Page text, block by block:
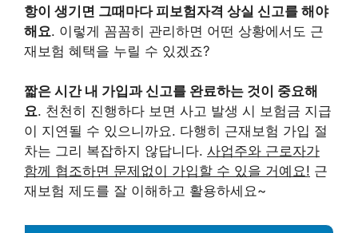
항이 생기면 그때마다 피보험자격 상실 신고를 해야
해요. 이렇게 꼼꼼히 관리하면 어떤 상황에서도 근
재보험 혜택을 누릴 수 있겠죠?
짧은 시간 내 가입과 신고를 완료하는 것이 중요해
요. 천천히 진행하다 보면 사고 발생 시 보험금 지급
이 지연될 수 있으니까요. 다행히 근재보험 가입 절
차는 그리 복잡하지 않답니다. 사업주와 근로자가
함께 협조하면 문제없이 가입할 수 있을 거예요! 근
재보험 제도를 잘 이해하고 활용하세요~